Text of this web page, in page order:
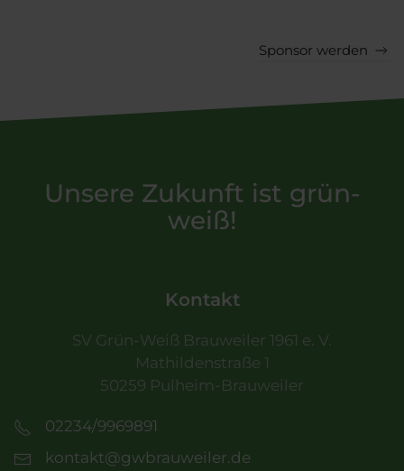
Sponsor werden
Unsere Zukunft ist grün-
weiß!
Kontakt
SV Grün-Weiß Brauweiler 1961 e. V.
Mathildenstraße 1
50259 Pulheim-Brauweiler
02234/9969891
kontakt@gwbrauweiler.de